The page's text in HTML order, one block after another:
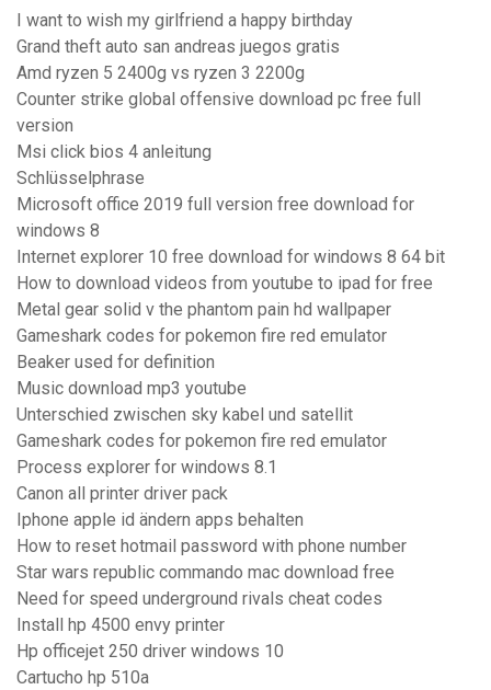
I want to wish my girlfriend a happy birthday
Grand theft auto san andreas juegos gratis
Amd ryzen 5 2400g vs ryzen 3 2200g
Counter strike global offensive download pc free full
version
Msi click bios 4 anleitung
Schlüsselphrase
Microsoft office 2019 full version free download for
windows 8
Internet explorer 10 free download for windows 8 64 bit
How to download videos from youtube to ipad for free
Metal gear solid v the phantom pain hd wallpaper
Gameshark codes for pokemon fire red emulator
Beaker used for definition
Music download mp3 youtube
Unterschied zwischen sky kabel und satellit
Gameshark codes for pokemon fire red emulator
Process explorer for windows 8.1
Canon all printer driver pack
Iphone apple id ändern apps behalten
How to reset hotmail password with phone number
Star wars republic commando mac download free
Need for speed underground rivals cheat codes
Install hp 4500 envy printer
Hp officejet 250 driver windows 10
Cartucho hp 510a